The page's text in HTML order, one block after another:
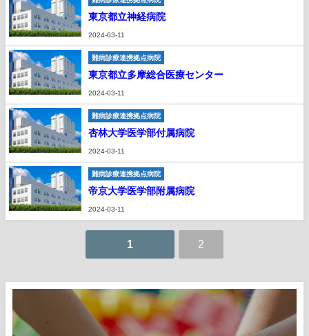
東京都立神経病院
2024-03-11
難病診療連携拠点病院
東京都立多摩総合医療センター
2024-03-11
難病診療連携拠点病院
杏林大学医学部付属病院
2024-03-11
難病診療連携拠点病院
帝京大学医学部附属病院
2024-03-11
1 2